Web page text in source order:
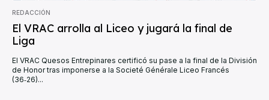
REDACCIÓN
El VRAC arrolla al Liceo y jugará la final de
Liga
El VRAC Quesos Entrepinares certificó su pase a la final de la División
de Honor tras imponerse a la Societé Générale Liceo Francés
(36‑26)...